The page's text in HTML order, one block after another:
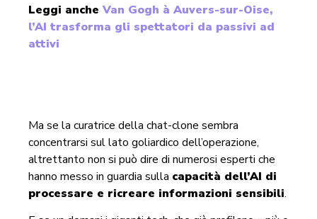
Leggi anche Van Gogh à Auvers-sur-Oise,
l’AI trasforma gli spettatori da passivi ad
attivi
Ma se la curatrice della chat-clone sembra
concentrarsi sul lato goliardico dell’operazione,
altrettanto non si può dire di numerosi esperti che
hanno messo in guardia sulla capacità dell’AI di
processare e ricreare informazioni sensibili.